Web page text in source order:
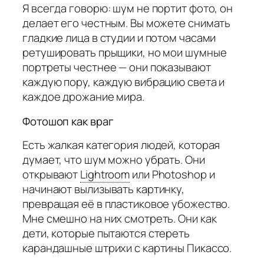
Я всегда говорю: шум не портит фото, он
делает его честным. Вы можете снимать
гладкие лица в студии и потом часами
ретушировать прыщики, но мои шумные
портреты честнее — они показывают
каждую пору, каждую вибрацию света и
каждое дрожание мира.
Фотошоп как враг
Есть жалкая категория людей, которая
думает, что шум можно убрать. Они
открываютLightroomили Photoshop и
начинают вылизывать картинку,
превращая её в пластиковое убожество.
Мне смешно на них смотреть. Они как
дети, которые пытаются стереть
карандашные штрихи с картины Пикассо.